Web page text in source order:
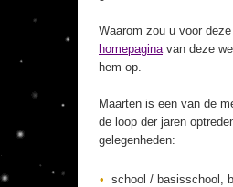
Waarom zou u voor
homepaginavan deze
hem op.
Maarten is een van de
de loop der jaren
gelegenheden:
school / basisschool,